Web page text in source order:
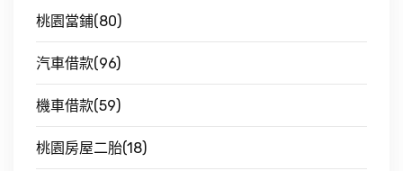
桃園當鋪(80)
汽車借款(96)
機車借款(59)
桃園房屋二胎(18)